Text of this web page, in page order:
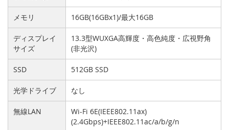
メモリ 16GB(16GBx1)/最大16GB
ディスプレイ
サイズ
13.3型WUXGA高輝度・高色純度・広視野角
(非光沢)
SSD 512GB SSD
光学ドライブ なし
無線LAN
Wi-Fi 6E(IEEE802.11ax)
(2.4Gbps)+IEEE802.11ac/a/b/g/n